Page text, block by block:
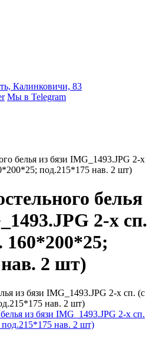
Калинковичи, 83
Мы в Telegram
белья из бязи IMG_1493.JPG 2-х
под.215*175 нав. 2 шт)
белья
2-х сп.
160*200*25;
2 шт)
из бязи IMG_1493.JPG 2-х сп. (с
нав. 2 шт)